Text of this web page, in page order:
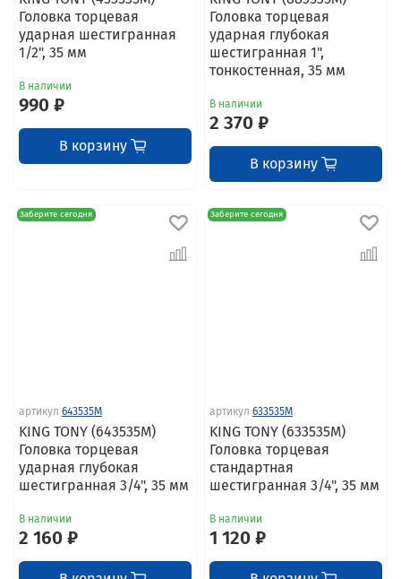
Головка торцевая
ударная шестигранная
1/2", 35 мм
В наличии
990 ₽
В корзину
Головка торцевая
ударная глубокая
шестигранная 1",
тонкостенная, 35 мм
В наличии
2 370 ₽
В корзину
Заберите сегодня
артикул 643535M
KING TONY (643535M)
Головка торцевая
ударная глубокая
шестигранная 3/4", 35 мм
В наличии
2 160 ₽
Заберите сегодня
артикул 633535M
KING TONY (633535M)
Головка торцевая
стандартная
шестигранная 3/4", 35 мм
В наличии
1 120 ₽